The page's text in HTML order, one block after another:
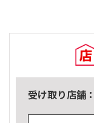
受け取り店舗：